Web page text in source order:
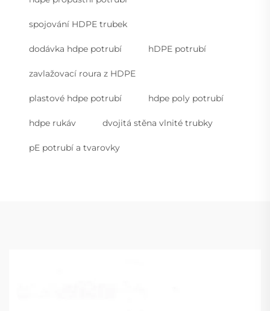
spojování HDPE trubek
dodávka hdpe potrubí hDPE potrubí
zavlažovací roura z HDPE
plastové hdpe potrubí hdpe poly potrubí
hdpe rukáv dvojitá stěna vlnité trubky
pE potrubí a tvarovky